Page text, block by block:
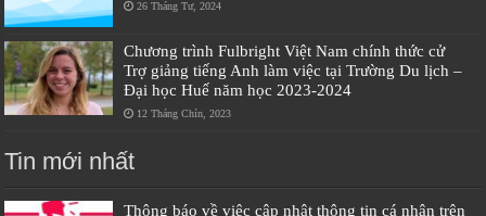
26 Tháng Tư, 2024
Chương trình Fulbright Việt Nam chính thức cử
Trợ giảng tiếng Anh làm việc tại Trường Du lịch –
Đại học Huế năm học 2023-2024
12 Tháng Chín, 2023
Tin mới nhất
Thông báo về việc cập nhật thông tin cá nhân trên